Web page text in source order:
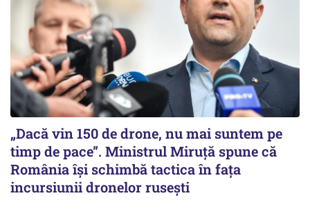
„Dacă vin 150 de drone, nu mai suntem pe
timp de pace”. Ministrul Miruţă spune că
România își schimbă tactica în fața
incursiunii dronelor rusești